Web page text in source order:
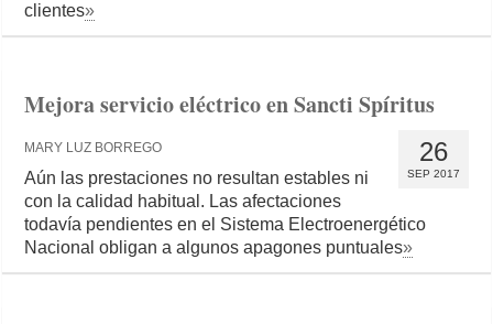
clientes»
Mejora servicio eléctrico en Sancti Spíritus
26
SEP 2017
MARY LUZ BORREGO
Aún las prestaciones no resultan estables ni
con la calidad habitual. Las afectaciones
todavía pendientes en el Sistema Electroenergético
Nacional obligan a algunos apagones puntuales»